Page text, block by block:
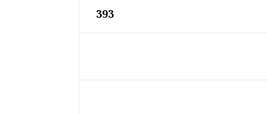
393